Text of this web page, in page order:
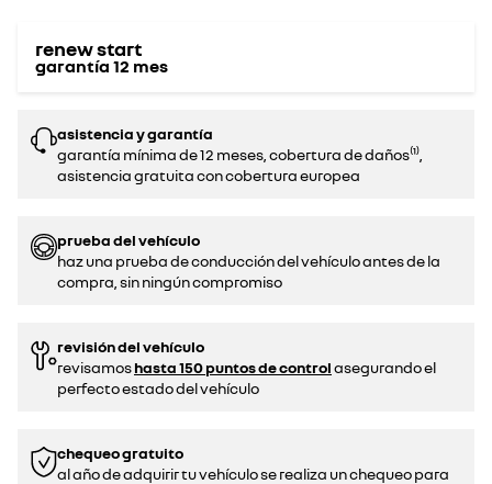
renew start
garantía 12 mes
asistencia y garantía
garantía mínima de 12 meses, cobertura de daños⁽¹⁾,
asistencia gratuita con cobertura europea
prueba del vehículo
haz una prueba de conducción del vehículo antes de la
compra, sin ningún compromiso‌
revisión del vehículo
revisamoshasta 150 puntos de controlasegurando el
perfecto estado del vehículo
chequeo gratuito
al año de adquirir tu vehículo se realiza un chequeo para